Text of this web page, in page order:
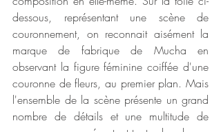
dessous, représentant une scène de
couronnement, on reconnait aisément la
marque de fabrique de Mucha en
observant la figure féminine coiffée d'une
couronne de fleurs, au premier plan. Mais
l'ensemble de la scène présente un grand
nombre de détails et une multitude de